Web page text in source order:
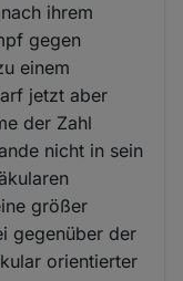
ihrem
gegen
einem
jetzt aber
der Zahl
nicht in sein
größer
gegenüber der
orientierter